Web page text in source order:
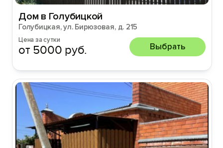
Дом в Голубицкой
Голубицкая, ул. Бирюзовая, д. 215
Цена за сутки
от 5000 руб. Выбрать